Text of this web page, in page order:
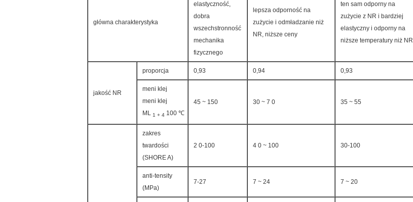
główna charakterystyka
elastyczność,
dobra
wszechstronność
mechanika
fizycznego
lepsza odporność na
zużycie i odmładzanie niż
NR, niższe ceny
ten sam odporny na
zużycie z NR i bardziej
elastyczny i odporny na
niższe temperatury niż NR
jakość NR
proporcja 0,93 0,94 0,93
meni klej
meni klej
ML 1 + 4 100 ℃
45 ~ 150 30 ~ 7 0 35 ~ 55
zakres
twardości
(SHORE A)
2 0-100 4 0 ~ 100 30-100
anti-tensity
(MPa)
7-27 7 ~ 24 7 ~ 20